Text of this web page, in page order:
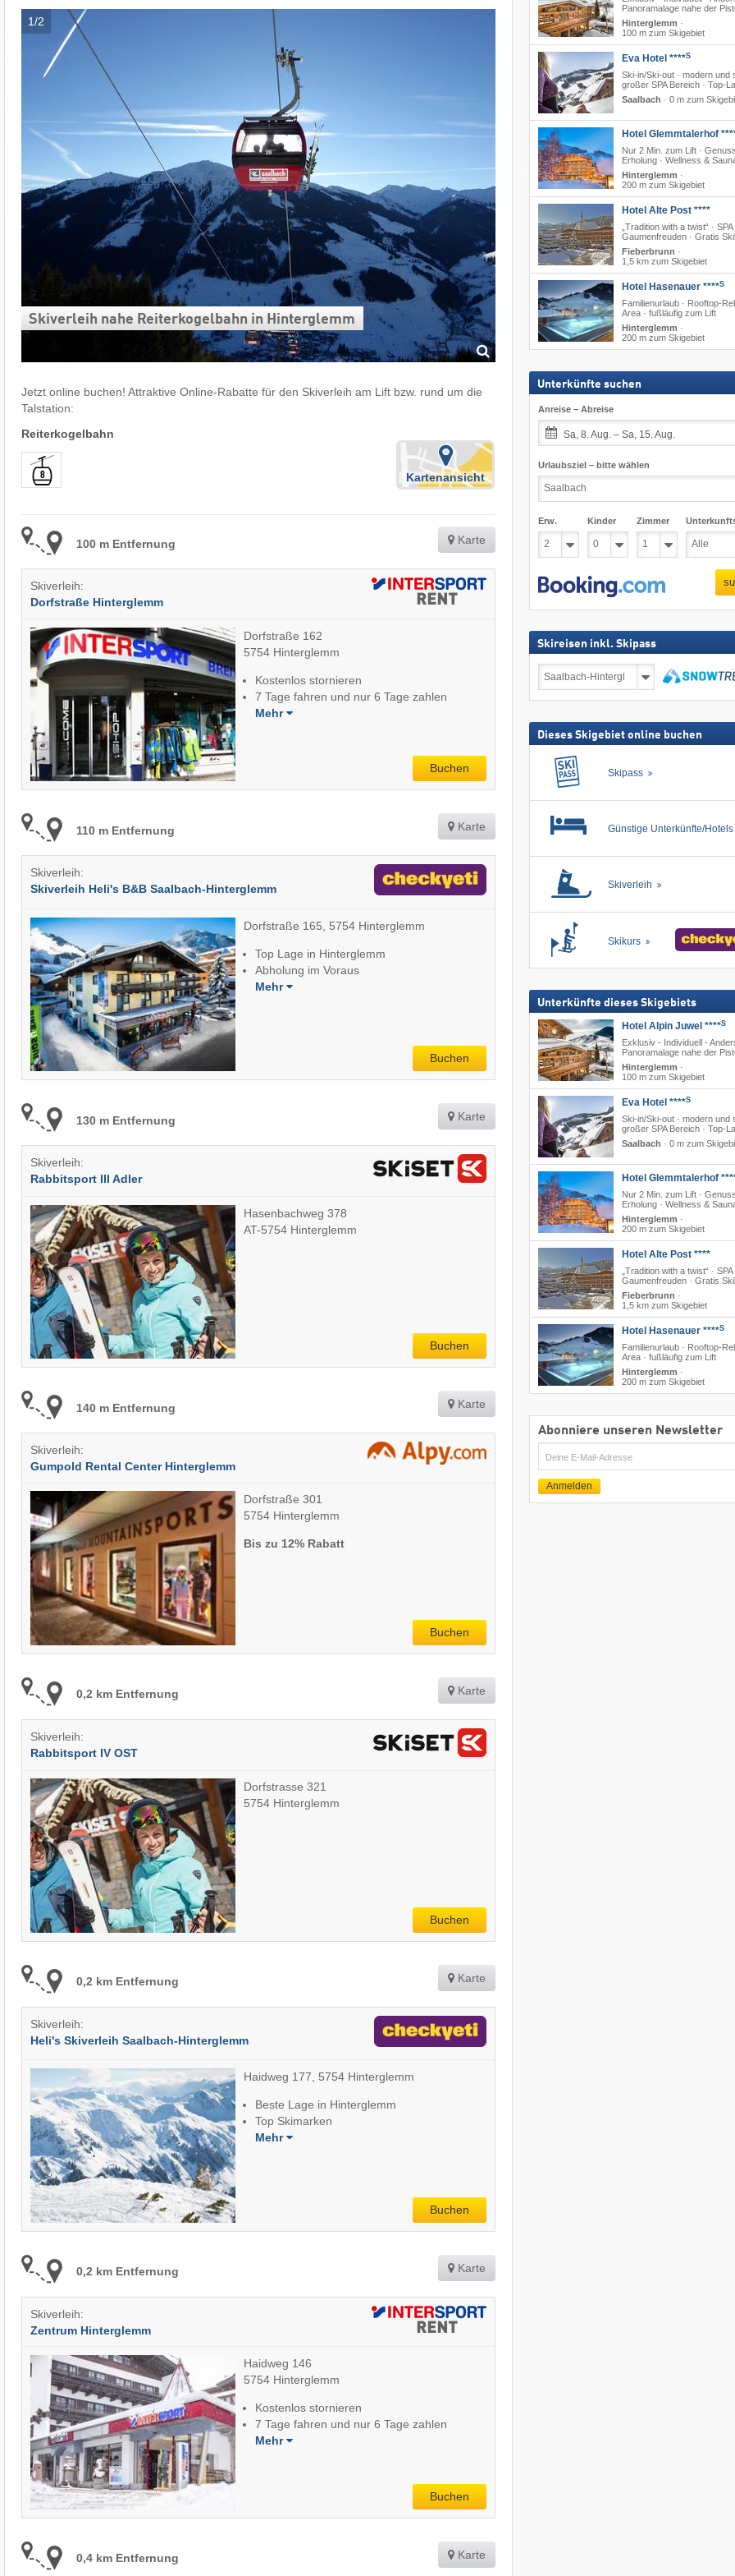
1/2
Skiverleih nahe Reiterkogelbahn in Hinterglemm
Jetzt online buchen! Attraktive Online-Rabatte für den Skiverleih am Lift bzw. rund um die
Talstation:
Reiterkogelbahn
Kartenansicht
100 m Entfernung Karte
Skiverleih:
Dorfstraße Hinterglemm
Dorfstraße 162
5754 Hinterglemm
Kostenlos stornieren
7 Tage fahren und nur 6 Tage zahlen
Mehr
Buchen
110 m Entfernung Karte
Skiverleih:
Skiverleih Heli's B&B Saalbach-Hinterglemm
Dorfstraße 165, 5754 Hinterglemm
Top Lage in Hinterglemm
Abholung im Voraus
Mehr
Buchen
130 m Entfernung Karte
Skiverleih:
Rabbitsport III Adler
Hasenbachweg 378
AT-5754 Hinterglemm
Buchen
140 m Entfernung Karte
Skiverleih:
Gumpold Rental Center Hinterglemm
Dorfstraße 301
5754 Hinterglemm
Bis zu 12% Rabatt
Buchen
0,2 km Entfernung Karte
Skiverleih:
Rabbitsport IV OST
Dorfstrasse 321
5754 Hinterglemm
Buchen
0,2 km Entfernung Karte
Skiverleih:
Heli's Skiverleih Saalbach-Hinterglemm
Haidweg 177, 5754 Hinterglemm
Beste Lage in Hinterglemm
Top Skimarken
Mehr
Buchen
0,2 km Entfernung Karte
Skiverleih:
Zentrum Hinterglemm
Haidweg 146
5754 Hinterglemm
Kostenlos stornieren
7 Tage fahren und nur 6 Tage zahlen
Mehr
Buchen
0,4 km Entfernung Karte
Panoramalage nahe der
Hinterglemm ·
100 m zum Skigebiet
Eva Hotel ****S
Ski-in/Ski-out · modern und
großer SPA Bereich · Top-
Saalbach · 0 m zum
Hotel Glemmtalerhof
Nur 2 Min. zum Lift ·
Erholung · Wellness &
Hinterglemm ·
200 m zum Skigebiet
Hotel Alte Post ****
„Tradition with a twist“ · SPA
Gaumenfreuden · Gratis
Fieberbrunn ·
1,5 km zum Skigebiet
Hotel Hasenauer ****S
Familienurlaub · Rooftop-
Area · fußläufig zum Lift
Hinterglemm ·
200 m zum Skigebiet
Unterkünfte suchen
Anreise – Abreise
Sa, 8. Aug. – Sa, 15. Aug.
Urlaubsziel – bitte wählen
Erw. Kinder Zimmer
Skireisen inkl. Skipass
inkl.
Dieses Skigebiet online buchen
Skipass
Günstige Unterkünfte/Hotels
Skiverleih
Skikurs
Unterkünfte dieses Skigebiets
Hotel Alpin Juwel ****S
Exklusiv - Individuell -
Panoramalage nahe der
Hinterglemm ·
100 m zum Skigebiet
Eva Hotel ****S
Ski-in/Ski-out · modern und
großer SPA Bereich · Top-
Saalbach · 0 m zum
Hotel Glemmtalerhof
Nur 2 Min. zum Lift ·
Erholung · Wellness &
Hinterglemm ·
200 m zum Skigebiet
Hotel Alte Post ****
„Tradition with a twist“ · SPA
Gaumenfreuden · Gratis
Fieberbrunn ·
1,5 km zum Skigebiet
Hotel Hasenauer ****S
Familienurlaub · Rooftop-
Area · fußläufig zum Lift
Hinterglemm ·
200 m zum Skigebiet
Abonniere unseren Newsletter
E-
Mail
Anmelden